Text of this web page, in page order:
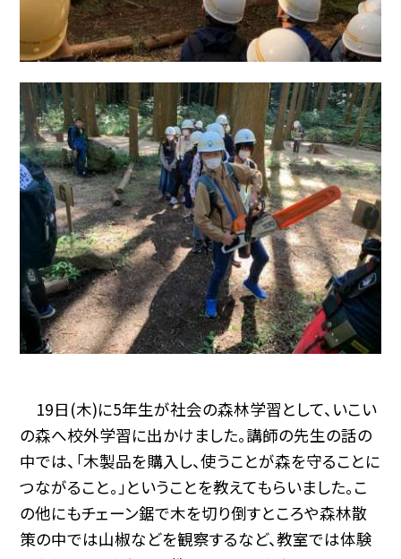
19日(木)に5年生が社会の森林学習として、いこい
の森へ校外学習に出かけました。講師の先生の話の
中では、「木製品を購入し、使うことが森を守ることに
つながること。」ということを教えてもらいました。こ
の他にもチェーン鋸で木を切り倒すところや森林散
策の中では山椒などを観察するなど、教室では体験